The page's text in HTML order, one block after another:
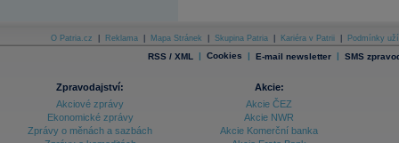
O Patria.cz Reklama Mapa Stránek Skupina Patria Kariéra v Patrii Podmínky
RSS / XML | Cookies | E-mail newsletter | SMS
Zpravodajství:
Akciové zprávy
Ekonomické zprávy
Zprávy o měnách a sazbách
Akcie:
Akcie ČEZ
Akcie NWR
Akcie Komerční banka